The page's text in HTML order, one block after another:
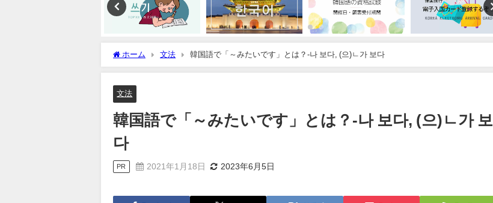
ホーム 文法 韓国語で「～みたいです」とは？-나 보다, (으)ㄴ가 보다
文法
韓国語で「～みたいです」とは？-나 보다, (으)ㄴ가 보
다
PR 2021年1月18日 2023年6月5日